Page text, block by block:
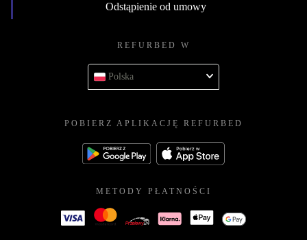
Odstąpienie od umowy
REFURBED W
Polska
POBIERZ APLIKACJĘ REFURBED
METODY PŁATNOŚCI